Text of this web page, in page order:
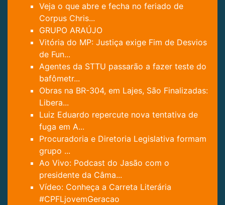
Veja o que abre e fecha no feriado de
Corpus Chris...
GRUPO ARAÚJO
Vitória do MP: Justiça exige Fim de Desvios
de Fun...
Agentes da STTU passarão a fazer teste do
bafômetr...
Obras na BR-304, em Lajes, São Finalizadas:
Libera...
Luiz Eduardo repercute nova tentativa de
fuga em A...
Procuradoria e Diretoria Legislativa formam
grupo ...
Ao Vivo: Podcast do Jasão com o
presidente da Câma...
Vídeo: Conheça a Carreta Literária
#CPFLjovemGeracao